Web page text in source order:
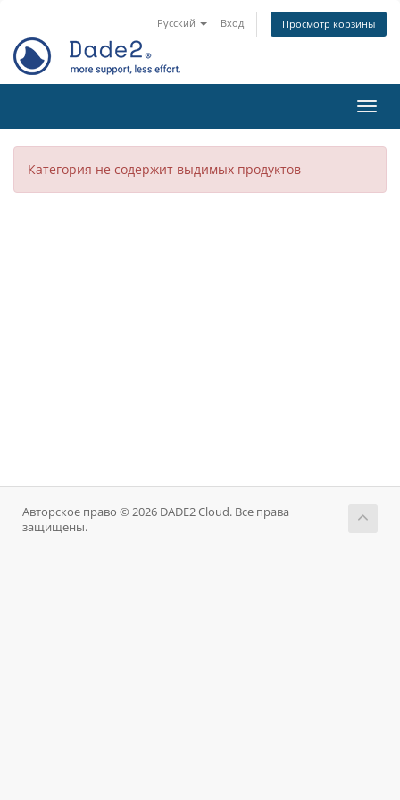
Русский Вход Просмотр корзины
Категория не содержит выдимых продуктов
Авторское право © 2026 DADE2 Cloud. Все права
защищены.